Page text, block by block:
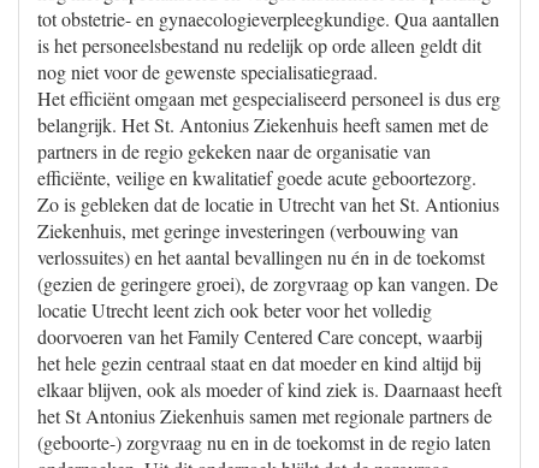
tot obstetrie- en gynaecologieverpleegkundige. Qua aantallen
is het personeelsbestand nu redelijk op orde alleen geldt dit
nog niet voor de gewenste specialisatiegraad.
Het efficiënt omgaan met gespecialiseerd personeel is dus erg
belangrijk. Het St. Antonius Ziekenhuis heeft samen met de
partners in de regio gekeken naar de organisatie van
efficiënte, veilige en kwalitatief goede acute geboortezorg.
Zo is gebleken dat de locatie in Utrecht van het St. Antionius
Ziekenhuis, met geringe investeringen (verbouwing van
verlossuites) en het aantal bevallingen nu én in de toekomst
(gezien de geringere groei), de zorgvraag op kan vangen. De
locatie Utrecht leent zich ook beter voor het volledig
doorvoeren van het Family Centered Care concept, waarbij
het hele gezin centraal staat en dat moeder en kind altijd bij
elkaar blijven, ook als moeder of kind ziek is. Daarnaast heeft
het St Antonius Ziekenhuis samen met regionale partners de
(geboorte-) zorgvraag nu en in de toekomst in de regio laten